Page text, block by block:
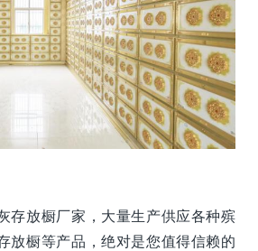
存放橱厂家，大量生产供应各种殡
放橱等产品，绝对是您值得信赖的